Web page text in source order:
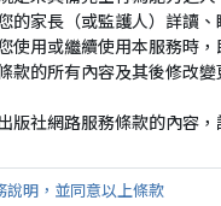
說明，並同意以上條款